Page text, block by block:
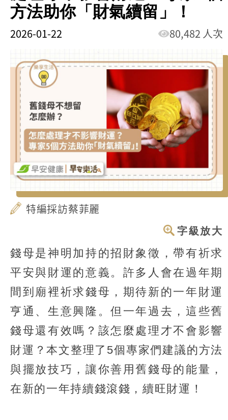
方法助你「財氣續留」！
2026-01-22 80,482 人次
特編採訪蔡菲麗
字級放大
錢母是神明加持的招財象徵，帶有祈求
平安與財運的意義。許多人會在過年期
間到廟裡祈求錢母，期待新的一年財運
亨通、生意興隆。但一年過去，這些舊
錢母還有效嗎？該怎麼處理才不會影響
財運？本文整理了5個專家們建議的方法
與擺放技巧，讓你善用舊錢母的能量，
在新的一年持續錢滾錢，續旺財運！